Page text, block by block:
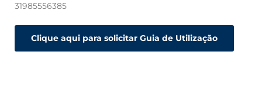
31985556385
Clique aqui para solicitar Guia de Utilização